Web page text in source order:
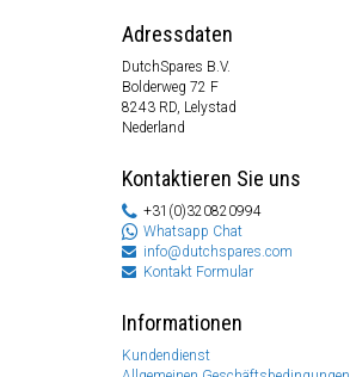
Adressdaten
DutchSpares B.V.
Bolderweg 72 F
8243 RD, Lelystad
Nederland
Kontaktieren Sie uns
+31(0)320820994
Whatsapp Chat
info@dutchspares.com
Kontakt Formular
Informationen
Kundendienst